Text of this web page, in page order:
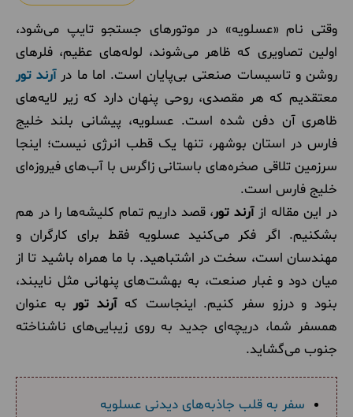
وقتی نام «عسلویه» در موتورهای جستجو تایپ می‌شود،
اولین تصاویری که ظاهر می‌شوند، لوله‌های عظیم، فلرهای
روشن و تاسیسات صنعتی بی‌پایان است. اما ما درآرند تور
معتقدیم که هر مقصدی، روحی پنهان دارد که زیر لایه‌های
ظاهری آن دفن شده است. عسلویه، پیشانی بلند خلیج
فارس در استان بوشهر، تنها یک قطب انرژی نیست؛ اینجا
سرزمین تلاقی صخره‌های باستانی زاگرس با آب‌های فیروزه‌ای
خلیج فارس است.
در این مقاله ازآرند تور، قصد داریم تمام کلیشه‌ها را در هم
بشکنیم. اگر فکر می‌کنید عسلویه فقط برای کارگران و
مهندسان است، سخت در اشتباهید. با ما همراه باشید تا از
میان دود و غبار صنعت، به بهشت‌های پنهانی مثل نایبند،
بنود و درزو سفر کنیم. اینجاست کهآرند تور به عنوان
همسفر شما، دریچه‌ای جدید به روی زیبایی‌های ناشناخته
جنوب می‌گشاید.
سفر به قلب جاذبه‌های دیدنی عسلویه